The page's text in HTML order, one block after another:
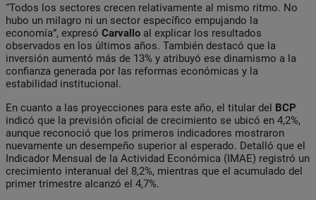
“Todos los sectores crecen relativamente al mismo ritmo. No
hubo un milagro ni un sector específico empujando la
economía”, expresó Carvallo al explicar los resultados
observados en los últimos años. También destacó que la
inversión aumentó más de 13% y atribuyó ese dinamismo a la
confianza generada por las reformas económicas y la
estabilidad institucional.
En cuanto a las proyecciones para este año, el titular del BCP
indicó que la previsión oficial de crecimiento se ubicó en 4,2%,
aunque reconoció que los primeros indicadores mostraron
nuevamente un desempeño superior al esperado. Detalló que el
Indicador Mensual de la Actividad Económica (IMAE) registró un
crecimiento interanual del 8,2%, mientras que el acumulado del
primer trimestre alcanzó el 4,7%.